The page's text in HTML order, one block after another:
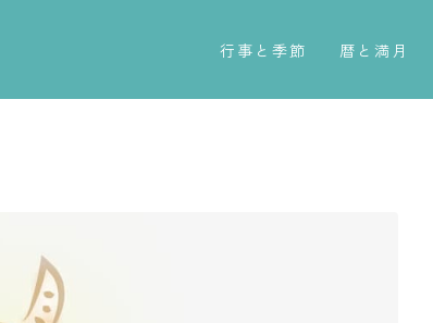
行事と季節
五節句
暦と満月
今日のこよみ